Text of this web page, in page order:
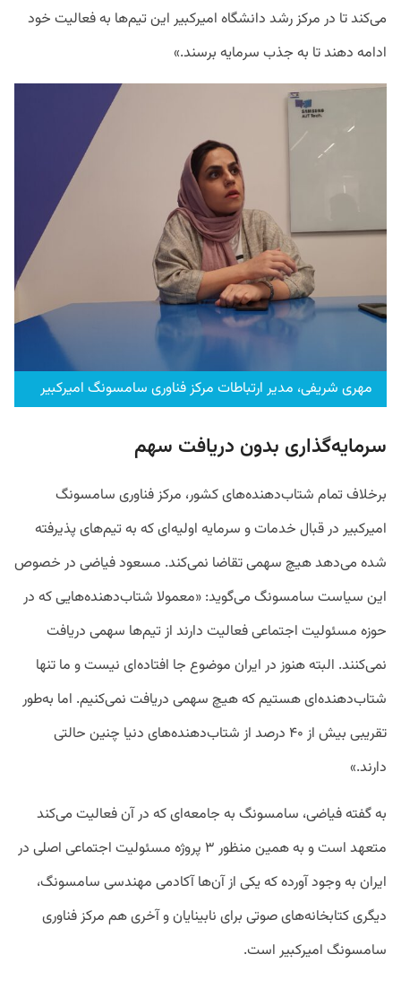
می‌کند تا در مرکز رشد دانشگاه امیرکبیر این تیم‌ها به فعالیت خود
ادامه دهند تا به جذب سرمایه برسند.»
مهری شریفی، مدیر ارتباطات مرکز فناوری سامسونگ امیرکبیر
سرمایه‌گذاری بدون دریافت سهم
برخلاف تمام شتاب‌دهنده‌های کشور، مرکز فناوری سامسونگ
امیرکبیر در قبال خدمات و سرمایه اولیه‌ای که به تیم‌های پذیرفته
شده می‌دهد هیچ سهمی تقاضا نمی‌کند. مسعود فیاضی در خصوص
این سیاست سامسونگ می‌گوید: «معمولا شتاب‌دهنده‌هایی که در
حوزه مسئولیت اجتماعی فعالیت دارند از تیم‌ها سهمی دریافت
نمی‌کنند. البته هنوز در ایران موضوع جا افتاده‌ای نیست و ما تنها
شتاب‌دهنده‌ای هستیم که هیچ‌ سهمی دریافت نمی‌کنیم. اما به‌طور
تقریبی بیش از ۴۰ درصد از شتاب‌دهنده‌های دنیا چنین حالتی
دارند.»
به گفته فیاضی، سامسونگ به جامعه‌ای که در آن فعالیت می‌کند
متعهد است و به همین منظور ۳ پروژه مسئولیت اجتماعی اصلی در
ایران به وجود آورده که یکی از آن‌ها آکادمی مهندسی سامسونگ،
دیگری کتابخانه‌های صوتی برای نابینایان و آخری هم مرکز فناوری
سامسونگ امیرکبیر است.